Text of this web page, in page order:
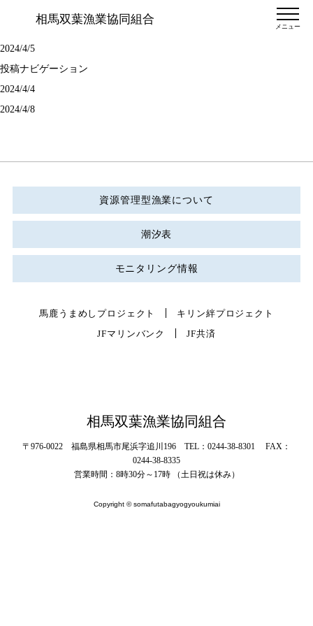
相馬双葉漁業協同組合
メニュー
2024/4/5
投稿ナビゲーション
2024/4/4
2024/4/8
資源管理型漁業について
潮汐表
モニタリング情報
馬鹿うまめしプロジェクト
キリン絆プロジェクト
JFマリンバンク
JF共済
相馬双葉漁業協同組合
〒976-0022 福島県相馬市尾浜字追川196 TEL：0244-38-8301 FAX：
0244-38-8335
営業時間：8時30分～17時 （土日祝は休み）
Copyright © somafutabagyogyoukumiai